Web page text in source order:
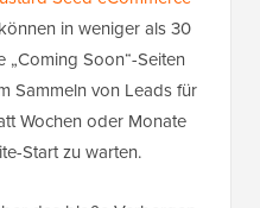
in weniger als 30
Soon“-Seiten
Sammeln von Leads für
Wochen oder Monate
Start zu warten.